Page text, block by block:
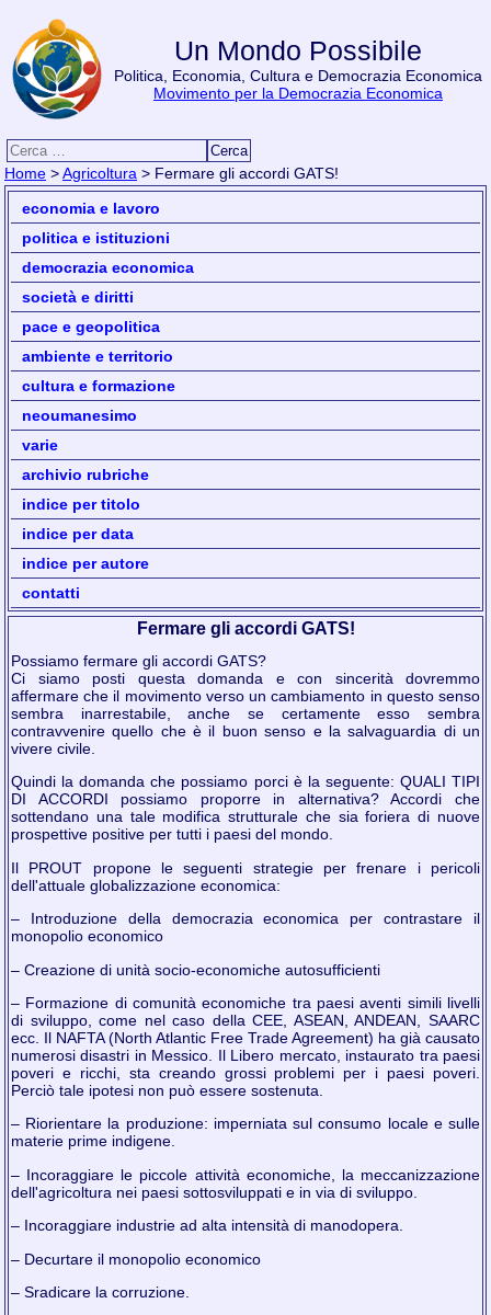
Un Mondo Possibile
Politica, Economia, Cultura e Democrazia Economica
Movimento per la Democrazia Economica
Ricerca per:
Home >Agricoltura > Fermare gli accordi GATS!
economia e lavoro
politica e istituzioni
democrazia economica
società e diritti
pace e geopolitica
ambiente e territorio
cultura e formazione
neoumanesimo
varie
archivio rubriche
indice per titolo
indice per data
indice per autore
contatti
Fermare gli accordi GATS!
Possiamo fermare gli accordi GATS?
Ci siamo posti questa domanda e con sincerità dovremmo
affermare che il movimento verso un cambiamento in questo senso
sembra inarrestabile, anche se certamente esso sembra
contravvenire quello che è il buon senso e la salvaguardia di un
vivere civile.
Quindi la domanda che possiamo porci è la seguente: QUALI TIPI
DI ACCORDI possiamo proporre in alternativa? Accordi che
sottendano una tale modifica strutturale che sia foriera di nuove
prospettive positive per tutti i paesi del mondo.
Il PROUT propone le seguenti strategie per frenare i pericoli
dell'attuale globalizzazione economica:
– Introduzione della democrazia economica per contrastare il
monopolio economico
– Creazione di unità socio-economiche autosufficienti
– Formazione di comunità economiche tra paesi aventi simili livelli
di sviluppo, come nel caso della CEE, ASEAN, ANDEAN, SAARC
ecc. Il NAFTA (North Atlantic Free Trade Agreement) ha già causato
numerosi disastri in Messico. Il Libero mercato, instaurato tra paesi
poveri e ricchi, sta creando grossi problemi per i paesi poveri.
Perciò tale ipotesi non può essere sostenuta.
– Riorientare la produzione: imperniata sul consumo locale e sulle
materie prime indigene.
– Incoraggiare le piccole attività economiche, la meccanizzazione
dell'agricoltura nei paesi sottosviluppati e in via di sviluppo.
– Incoraggiare industrie ad alta intensità di manodopera.
– Decurtare il monopolio economico
– Sradicare la corruzione.